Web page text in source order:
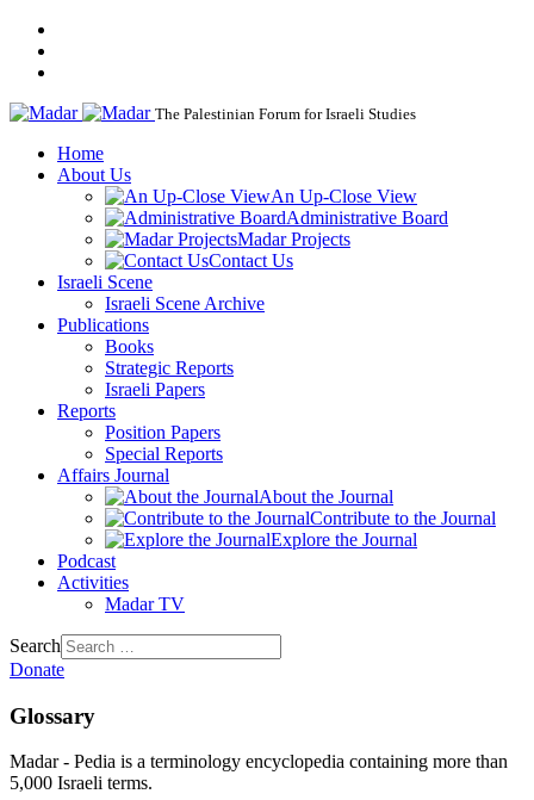
The Palestinian Forum for Israeli Studies
Home
About Us
An Up-Close View
Administrative Board
Madar Projects
Contact Us
Israeli Scene
Israeli Scene Archive
Publications
Books
Strategic Reports
Israeli Papers
Reports
Position Papers
Special Reports
Affairs Journal
About the Journal
Contribute to the Journal
Explore the Journal
Podcast
Activities
Madar TV
Search
Donate
Glossary
Madar - Pedia is a terminology encyclopedia containing more than
5,000 Israeli terms.